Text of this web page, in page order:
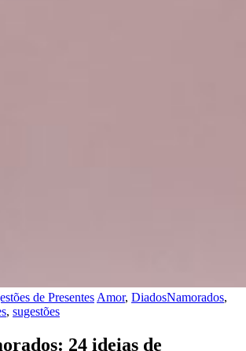
de Presentes Amor, DiadosNamorados,
, sugestões
24 ideias de